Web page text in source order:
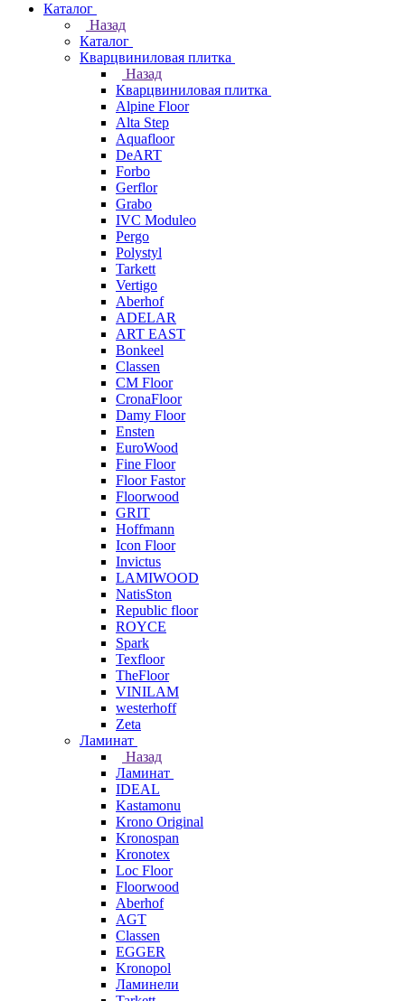
Каталог
Назад
Каталог
Кварцвиниловая плитка
Назад
Кварцвиниловая плитка
Alpine Floor
Alta Step
Aquafloor
DeART
Forbo
Gerflor
Grabo
IVC Moduleo
Pergo
Polystyl
Tarkett
Vertigo
Aberhof
ADELAR
ART EAST
Bonkeel
Classen
CM Floor
CronaFloor
Damy Floor
Ensten
EuroWood
Fine Floor
Floor Fastor
Floorwood
GRIT
Hoffmann
Icon Floor
Invictus
LAMIWOOD
NatisSton
Republic floor
ROYCE
Spark
Texfloor
TheFloor
VINILAM
westerhoff
Zeta
Ламинат
Назад
Ламинат
IDEAL
Kastamonu
Krono Original
Kronospan
Kronotex
Loc Floor
Floorwood
Aberhof
AGT
Classen
EGGER
Kronopol
Ламинели